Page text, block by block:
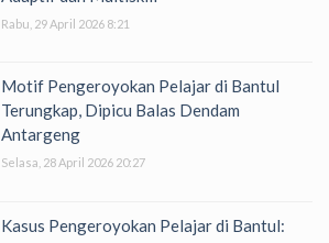
Rabu, 29 April 2026 8:21
Motif Pengeroyokan Pelajar di Bantul
Terungkap, Dipicu Balas Dendam
Antargeng
Selasa, 28 April 2026 20:27
Kasus Pengeroyokan Pelajar di Bantul: